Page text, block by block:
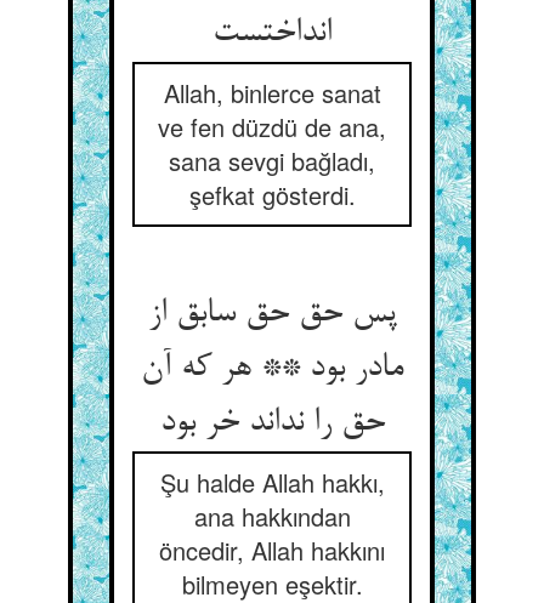
انداختست
Allah, binlerce sanat
ve fen düzdü de ana,
sana sevgi bağladı,
şefkat gösterdi.
پس حق حق سابق از
مادر بود ** هر که آن
حق را نداند خر بود
Şu halde Allah hakkı,
ana hakkından
öncedir, Allah hakkını
bilmeyen eşektir.